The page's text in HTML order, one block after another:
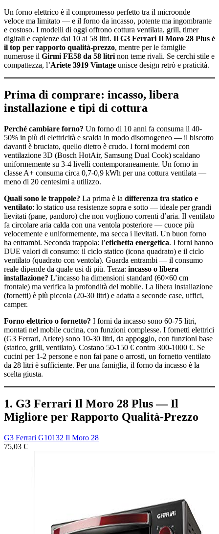
Un forno elettrico è il compromesso perfetto tra il microonde —
veloce ma limitato — e il forno da incasso, potente ma ingombrante
e costoso. I modelli di oggi offrono cottura ventilata, grill, timer
digitali e capienze dai 10 ai 58 litri. Il G3 Ferrari Il Moro 28 Plus è
il top per rapporto qualità-prezzo, mentre per le famiglie
numerose il Girmi FE58 da 58 litri non teme rivali. Se cerchi stile e
compattezza, l’Ariete 3919 Vintage unisce design retrò e praticità.
Prima di comprare: incasso, libera
installazione e tipi di cottura
Perché cambiare forno? Un forno di 10 anni fa consuma il 40-
50% in più di elettricità e scalda in modo disomogeneo — il biscotto
davanti è bruciato, quello dietro è crudo. I forni moderni con
ventilazione 3D (Bosch HotAir, Samsung Dual Cook) scaldano
uniformemente su 3-4 livelli contemporaneamente. Un forno in
classe A+ consuma circa 0,7-0,9 kWh per una cottura ventilata —
meno di 20 centesimi a utilizzo.
Quali sono le trappole? La prima è la differenza tra statico e
ventilato: lo statico usa resistenze sopra e sotto — ideale per grandi
lievitati (pane, pandoro) che non vogliono correnti d’aria. Il ventilato
fa circolare aria calda con una ventola posteriore — cuoce più
velocemente e uniformemente, ma secca i lievitati. Un buon forno
ha entrambi. Seconda trappola: l’etichetta energetica. I forni hanno
DUE valori di consumo: il ciclo statico (icona quadrato) e il ciclo
ventilato (quadrato con ventola). Guarda entrambi — il consumo
reale dipende da quale usi di più. Terza: incasso o libera
installazione? L’incasso ha dimensioni standard (60×60 cm
frontale) ma verifica la profondità del mobile. La libera installazione
(fornetti) è più piccola (20-30 litri) e adatta a seconde case, uffici,
camper.
Forno elettrico o fornetto? I forni da incasso sono 60-75 litri,
montati nel mobile cucina, con funzioni complesse. I fornetti elettrici
(G3 Ferrari, Ariete) sono 10-30 litri, da appoggio, con funzioni base
(statico, grill, ventilato). Costano 50-150 € contro 300-1000 €. Se
cucini per 1-2 persone e non fai pane o arrosti, un fornetto ventilato
da 28 litri è sufficiente. Per una famiglia, il forno da incasso è la
scelta giusta.
1. G3 Ferrari Il Moro 28 Plus — Il
Migliore per Rapporto Qualità-Prezzo
G3 Ferrari G10132 Il Moro 28
75,03 €